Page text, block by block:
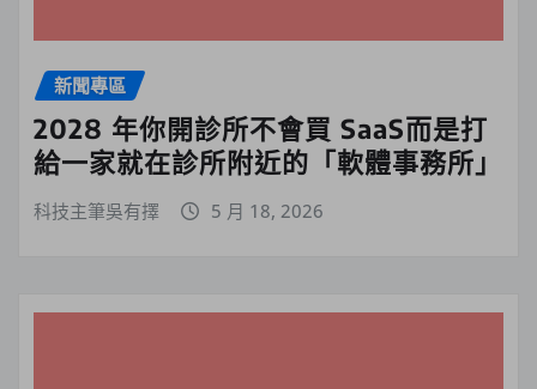
新聞專區
2028 年你開診所不會買 SaaS而是打
給一家就在診所附近的「軟體事務所」
科技主筆吳有擇 5 月 18, 2026